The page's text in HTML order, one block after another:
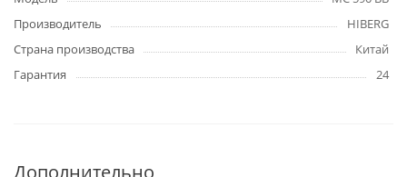
Производитель
HIBERG
Страна производства
Китай
Гарантия
24
Дополнительно